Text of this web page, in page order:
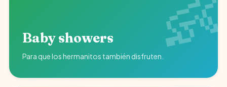
Baby showers
Para que los hermanitos también disfruten.